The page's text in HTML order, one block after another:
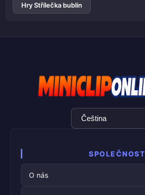
Hry Střílečka bublin
Výběr
jazyka
SPOLEČNOST
O nás